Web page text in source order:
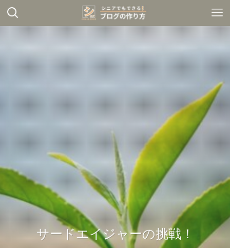
サードエイジャーの挑戦！
サードエイジャーの挑戦！
サードエイジャーの挑戦！
サードエイジャーの挑戦！